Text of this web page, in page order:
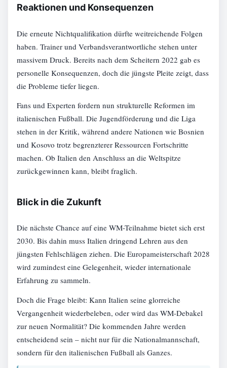
Reaktionen und Konsequenzen
Die erneute Nichtqualifikation dürfte weitreichende Folgen
haben. Trainer und Verbandsverantwortliche stehen unter
massivem Druck. Bereits nach dem Scheitern 2022 gab es
personelle Konsequenzen, doch die jüngste Pleite zeigt, dass
die Probleme tiefer liegen.
Fans und Experten fordern nun strukturelle Reformen im
italienischen Fußball. Die Jugendförderung und die Liga
stehen in der Kritik, während andere Nationen wie Bosnien
und Kosovo trotz begrenzterer Ressourcen Fortschritte
machen. Ob Italien den Anschluss an die Weltspitze
zurückgewinnen kann, bleibt fraglich.
Blick in die Zukunft
Die nächste Chance auf eine WM-Teilnahme bietet sich erst
2030. Bis dahin muss Italien dringend Lehren aus den
jüngsten Fehlschlägen ziehen. Die Europameisterschaft 2028
wird zumindest eine Gelegenheit, wieder internationale
Erfahrung zu sammeln.
Doch die Frage bleibt: Kann Italien seine glorreiche
Vergangenheit wiederbeleben, oder wird das WM-Debakel
zur neuen Normalität? Die kommenden Jahre werden
entscheidend sein – nicht nur für die Nationalmannschaft,
sondern für den italienischen Fußball als Ganzes.